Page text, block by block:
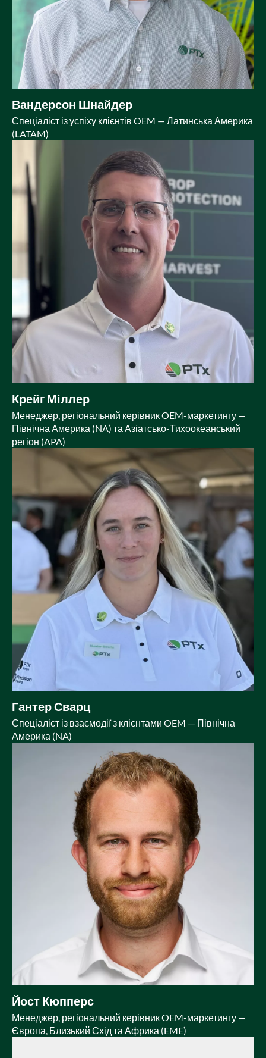
Вандерсон Шнайдер
Спеціаліст із успіху клієнтів OEM — Латинська Америка
(LATAM)
Крейг Міллер
Менеджер, регіональний керівник OEM-маркетингу —
Північна Америка (NA) та Азіатсько-Тихоокеанський
регіон (APA)
Гантер Сварц
Спеціаліст із взаємодії з клієнтами OEM — Північна
Америка (NA)
Йост Кюпперс
Менеджер, регіональний керівник OEM-маркетингу —
Європа, Близький Схід та Африка (EME)